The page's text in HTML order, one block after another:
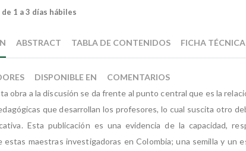
1 a 3 días hábiles
obra a la discusión se da frente al punto central que es la
que desarrollan los profesores, lo cual suscita otro
Esta publicación es una evidencia de la capacidad,
estas maestras investigadoras en Colombia; una semilla y un
ABSTRACT TABLA DE CONTENIDOS FICHA TÉCNICA
DISPONIBLE EN COMENTARIOS